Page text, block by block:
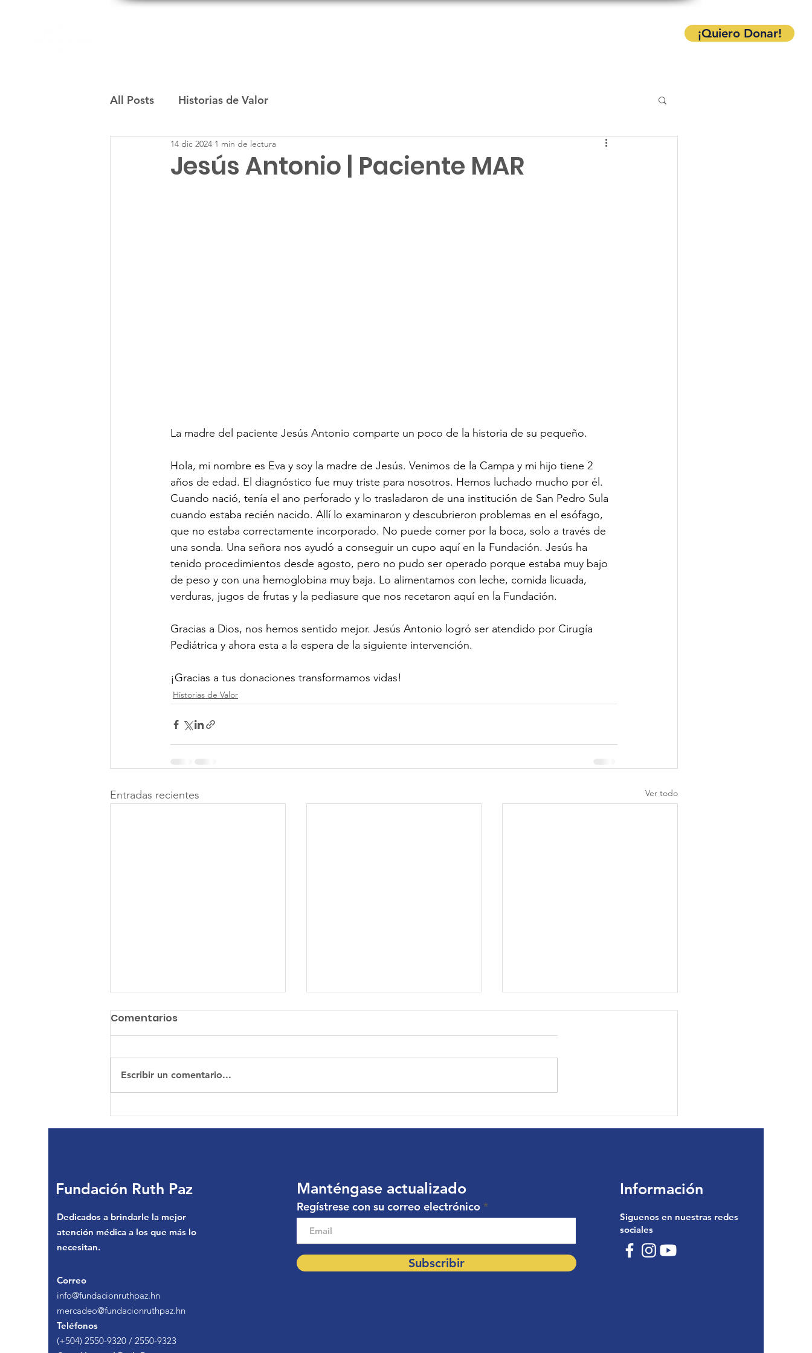
¡Quiero Donar!
All Posts Historias de Valor
Jesús Antonio | Paciente MAR
14 dic 2024 1 min de lectura
La madre del paciente Jesús Antonio comparte un poco de la historia de su pequeño.
Hola, mi nombre es Eva y soy la madre de Jesús. Venimos de la Campa y mi hijo tiene 2
años de edad. El diagnóstico fue muy triste para nosotros. Hemos luchado mucho por él.
Cuando nació, tenía el ano perforado y lo trasladaron de una institución de San Pedro Sula
cuando estaba recién nacido. Allí lo examinaron y descubrieron problemas en el esófago,
que no estaba correctamente incorporado. No puede comer por la boca, solo a través de
una sonda. Una señora nos ayudó a conseguir un cupo aquí en la Fundación. Jesús ha
tenido procedimientos desde agosto, pero no pudo ser operado porque estaba muy bajo
de peso y con una hemoglobina muy baja. Lo alimentamos con leche, comida licuada,
verduras, jugos de frutas y la pediasure que nos recetaron aquí en la Fundación.
Gracias a Dios, nos hemos sentido mejor. Jesús Antonio logró ser atendido por Cirugía
Pediátrica y ahora esta a la espera de la siguiente intervención.
¡Gracias a tus donaciones transformamos vidas!
Historias de Valor
Entradas recientes Ver todo
Ian | Brigada de Oreja y
Mano
Maria | Paciente de
Cirugía General
Jova | Paciente de
Ortopedia
Comentarios
Escribir un comentario...
Fundación Ruth Paz
Dedicados a brindarle la mejor
atención médica a los que más lo
necesitan.
Correo
info@fundacionruthpaz.hn
mercadeo@fundacionruthpaz.hn
Teléfonos
(+504) 2550-9320 / 2550-9323
Manténgase actualizado
Regístrese con su correo electrónico
Subscribir
Información
Siguenos en nuestras redes
sociales